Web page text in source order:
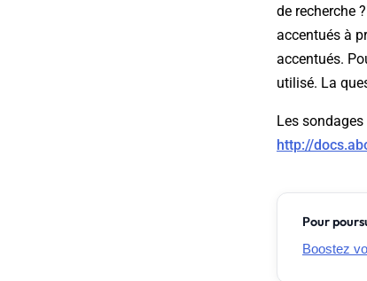
Formation SEO & GEO -
de recherche
accentués à
accentués.
utilisé. La
Les
http://
Pour
Boostez